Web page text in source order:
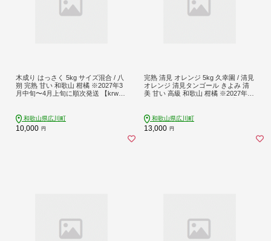
木成り はっさく 5kg サイズ混合 / 八
朔 完熟 甘い 和歌山 柑橘 ※2027年3
月中旬〜4月上旬に順次発送 【krw02
和歌山県広川町
10,000 円
完熟 清見 オレンジ 5kg 久幸園 / 清見
オレンジ 清見タンゴール きよみ 清
美 甘い 高級 和歌山 柑橘 ※2027年4
和歌山県広川町
13,000 円